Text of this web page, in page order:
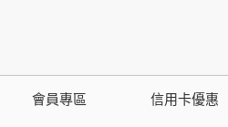
資料的蒐集與使用方式:
會員專區 信用卡優惠